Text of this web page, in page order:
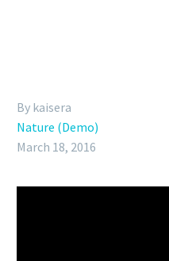
By kaisera
Nature (Demo)
March 18, 2016